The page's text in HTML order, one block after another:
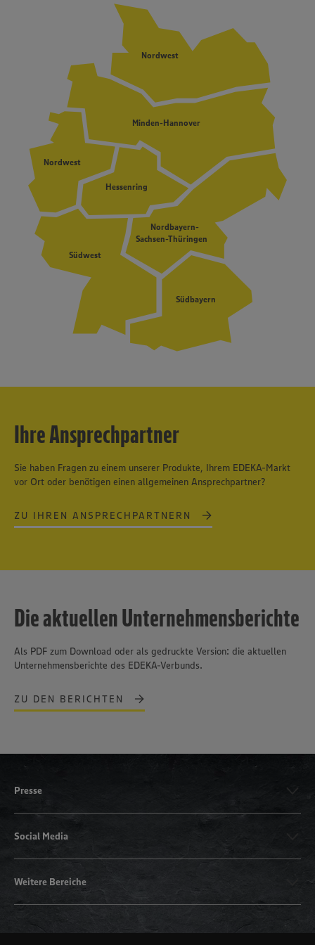
Nordwest
Nordwest
Minden-Hannover
Hessenring
Nordbayern-
Sachsen-Thüringen
Südwest
Südbayern
Ihre Ansprechpartner
Sie haben Fragen zu einem unserer Produkte, Ihrem EDEKA-Markt
vor Ort oder benötigen einen allgemeinen Ansprechpartner?
ZU IHREN ANSPRECHPARTNERN
Die aktuellen Unternehmensberichte
Als PDF zum Download oder als gedruckte Version: die aktuellen
Unternehmensberichte des EDEKA-Verbunds.
ZU DEN BERICHTEN
Presse
Social Media
Weitere Bereiche